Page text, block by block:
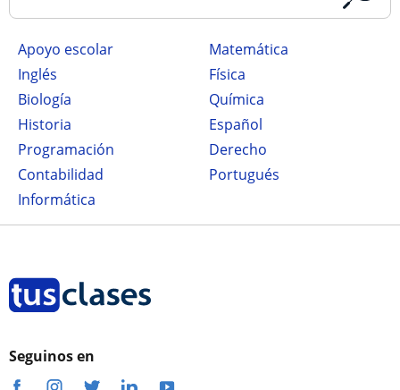
Apoyo escolar
Matemática
Inglés
Física
Biología
Química
Historia
Español
Programación
Derecho
Contabilidad
Portugués
Informática
Seguinos en